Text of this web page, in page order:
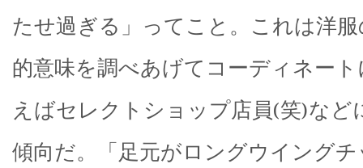
たせ過ぎる」ってこと。これは洋
的意味を調べあげてコーディネー
えばセレクトショップ店員(笑)など
傾向だ。「足元がロングウイング